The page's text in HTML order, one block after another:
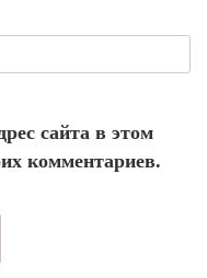
сайта в этом
комментариев.